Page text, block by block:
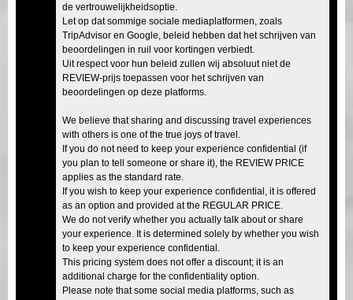
de vertrouwelijkheidsoptie.
Let op dat sommige sociale mediaplatformen, zoals
TripAdvisor en Google, beleid hebben dat het schrijven van
beoordelingen in ruil voor kortingen verbiedt.
Uit respect voor hun beleid zullen wij absoluut niet de
REVIEW-prijs toepassen voor het schrijven van
beoordelingen op deze platforms.
We believe that sharing and discussing travel experiences
with others is one of the true joys of travel.
If you do not need to keep your experience confidential (if
you plan to tell someone or share it), the REVIEW PRICE
applies as the standard rate.
If you wish to keep your experience confidential, it is offered
as an option and provided at the REGULAR PRICE.
We do not verify whether you actually talk about or share
your experience. It is determined solely by whether you wish
to keep your experience confidential.
This pricing system does not offer a discount; it is an
additional charge for the confidentiality option.
Please note that some social media platforms, such as